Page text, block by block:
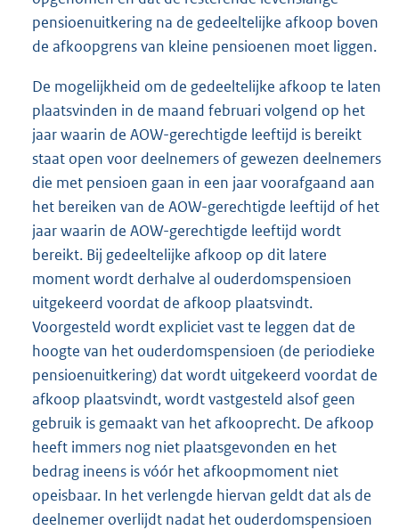
pensioenuitkering na de gedeeltelijke afkoop boven
de afkoopgrens van kleine pensioenen moet liggen.
De mogelijkheid om de gedeeltelijke afkoop te laten
plaatsvinden in de maand februari volgend op het
jaar waarin de AOW-gerechtigde leeftijd is bereikt
staat open voor deelnemers of gewezen deelnemers
die met pensioen gaan in een jaar voorafgaand aan
het bereiken van de AOW-gerechtigde leeftijd of het
jaar waarin de AOW-gerechtigde leeftijd wordt
bereikt. Bij gedeeltelijke afkoop op dit latere
moment wordt derhalve al ouderdomspensioen
uitgekeerd voordat de afkoop plaatsvindt.
Voorgesteld wordt expliciet vast te leggen dat de
hoogte van het ouderdomspensioen (de periodieke
pensioenuitkering) dat wordt uitgekeerd voordat de
afkoop plaatsvindt, wordt vastgesteld alsof geen
gebruik is gemaakt van het afkooprecht. De afkoop
heeft immers nog niet plaatsgevonden en het
bedrag ineens is vóór het afkoopmoment niet
opeisbaar. In het verlengde hiervan geldt dat als de
deelnemer overlijdt nadat het ouderdomspensioen